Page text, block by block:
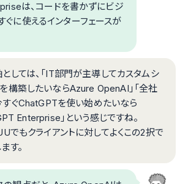
は、コードを書かずにビジ
ぐに使えるインターフェースが
しては、「IT部門が主導してカスタムシ
構築したいならAzure OpenAI」「全社
すぐChatGPTを使い始めたいなら
Enterprise」という感じですね。
でもクライアントに対してよくこの2択で
す。